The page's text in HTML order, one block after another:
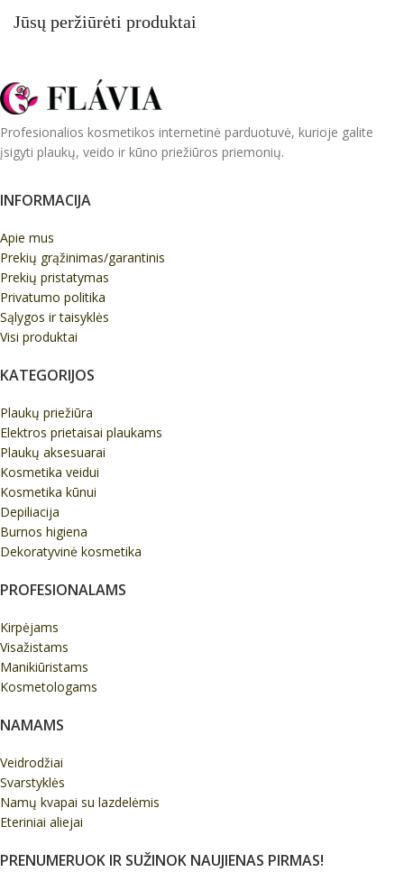
Jūsų peržiūrėti produktai
Profesionalios kosmetikos internetinė parduotuvė, kurioje galite
įsigyti plaukų, veido ir kūno priežiūros priemonių.
INFORMACIJA
Apie mus
Prekių grąžinimas/garantinis
Prekių pristatymas
Privatumo politika
Sąlygos ir taisyklės
Visi produktai
KATEGORIJOS
Plaukų priežiūra
Elektros prietaisai plaukams
Plaukų aksesuarai
Kosmetika veidui
Kosmetika kūnui
Depiliacija
Burnos higiena
Dekoratyvinė kosmetika
PROFESIONALAMS
Kirpėjams
Visažistams
Manikiūristams
Kosmetologams
NAMAMS
Veidrodžiai
Svarstyklės
Namų kvapai su lazdelėmis
Eteriniai aliejai
PRENUMERUOK IR SUŽINOK NAUJIENAS PIRMAS!